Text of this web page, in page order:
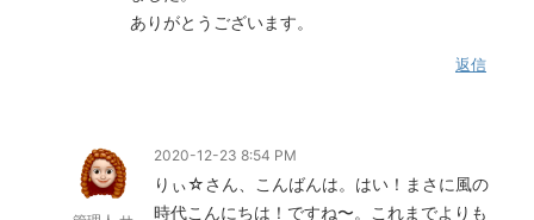
ありがとうございます。
返信
2020-12-23 8:54 PM
りぃ☆さん、こんばんは。はい！まさに風の
時代こんにちは！ですね〜。これまでよりも